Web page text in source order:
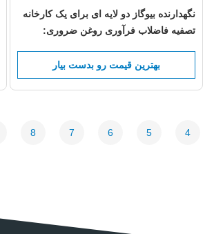
نگهدارنده بیوگاز دو لایه ای برای یک کارخانه
تصفیه فاضلاب فرآوری روغن ضروری:
تخصصی را ارائه می دهد
بهترین قیمت رو بدست بیار
4
5
6
7
8